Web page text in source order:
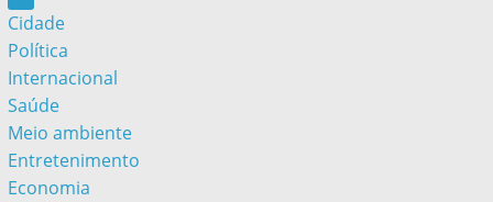
Cidade
Política
Internacional
Saúde
Meio ambiente
Entretenimento
Economia